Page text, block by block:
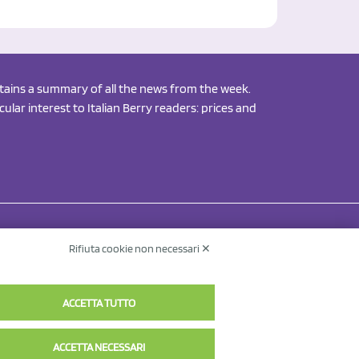
a summary of all the news from the week.
interest to Italian Berry readers: prices and
Contact Us
Rifiuta cookie non necessari ✕
ACCETTA TUTTO
ACCETTA NECESSARI